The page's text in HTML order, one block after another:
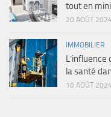
tout en
20 AOÛT 2024
IMMOBILIER
la santé
10 AOÛT 2024